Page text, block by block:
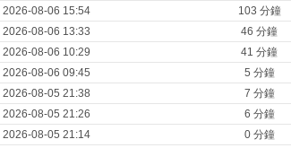
2026-08-06 15:54
103 分鐘
2026-08-06 13:33
46 分鐘
2026-08-06 10:29
41 分鐘
2026-08-06 09:45
5 分鐘
2026-08-05 21:38
7 分鐘
2026-08-05 21:26
6 分鐘
2026-08-05 21:14 0 分鐘